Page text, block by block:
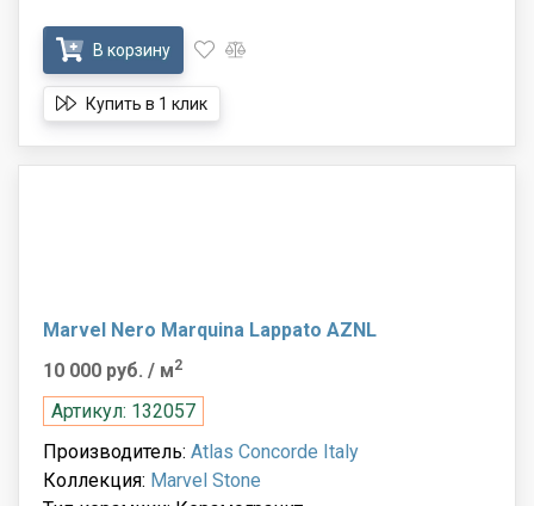
В корзину
Купить в 1 клик
Marvel Nero Marquina Lappato AZNL
10 000 руб. / м2
Артикул: 132057
Производитель: Atlas Concorde Italy
Коллекция: Marvel Stone